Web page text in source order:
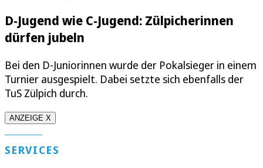
D-Jugend wie C-Jugend: Zülpicherinnen
dürfen jubeln
Bei den D-Juniorinnen wurde der Pokalsieger in einem
Turnier ausgespielt. Dabei setzte sich ebenfalls der
TuS Zülpich durch.
ANZEIGE X
SERVICES